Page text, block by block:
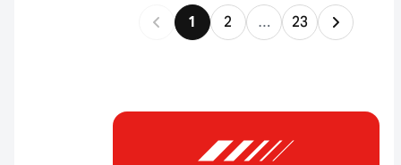
1 2 … 23